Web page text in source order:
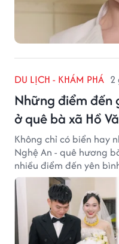
DU LỊCH - KHÁM PHÁ 2
Những điểm đến
ở quê bà xã Hồ
Không chỉ có biển hay
Nghệ An - quê hương
nhiều điểm đến yên